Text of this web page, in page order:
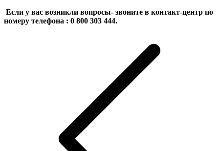
Если у вас возникли вопросы- звоните в контакт-центр по
номеру телефона : 0 800 303 444.